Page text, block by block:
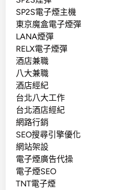
SP2S電子煙主機
東京魔盒電子煙彈
LANA煙彈
RELX電子煙彈
酒店兼職
八大兼職
酒店經紀
台北八大工作
台北酒店經紀
網路行銷
SEO搜尋引擎優化
網站架設
電子煙廣告代操
電子煙SEO
TNT電子煙